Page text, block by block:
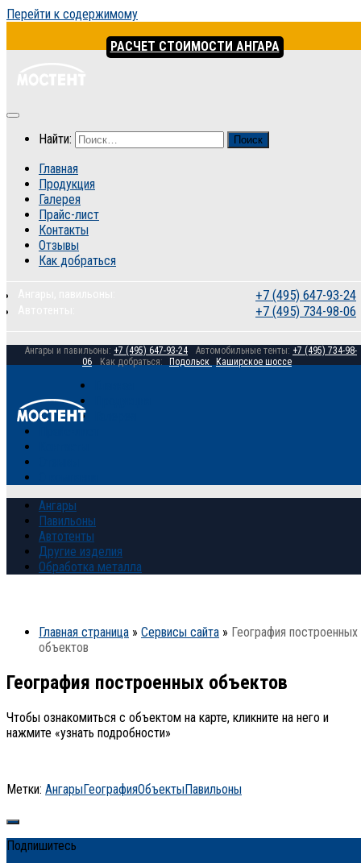
Перейти к содержимому
РАСЧЕТ СТОИМОСТИ АНГАРА
Найти:
Главная
Продукция
Галерея
Прайс-лист
Контакты
Отзывы
Как добраться
+7 (495) 647-93-24
+7 (495) 734-98-06
Ангары и павильоны: +7 (495) 647-93-24 Автомобильные тенты: +7 (495) 734-98-
06
Как добраться: Подольск Каширское шоссе
Ангары
Павильоны
Автотенты
Другие изделия
Обработка металла
Главная страница » Сервисы сайта » География построенных
объектов
География построенных объектов
Чтобы ознакомиться с объектом на карте, кликните на него и
нажмите «узнать подробности»
Метки: АнгарыГеографияОбъектыПавильоны
Подпишитесь